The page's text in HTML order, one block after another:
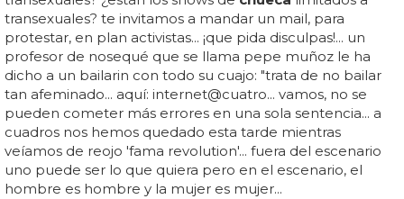
transexuales? te invitamos a mandar un mail, para
protestar, en plan activistas... ¡que pida disculpas!... un
profesor de nosequé que se llama pepe muñoz le ha
dicho a un bailarin con todo su cuajo: "trata de no bailar
tan afeminado... aquí: internet@cuatro... vamos, no se
pueden cometer más errores en una sola sentencia... a
cuadros nos hemos quedado esta tarde mientras
veíamos de reojo 'fama revolution'... fuera del escenario
uno puede ser lo que quiera pero en el escenario, el
hombre es hombre y la mujer es mujer...